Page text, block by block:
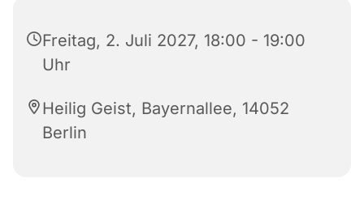
Freitag, 2. Juli 2027, 18:00 - 19:00
Uhr
Heilig Geist, Bayernallee, 14052
Berlin